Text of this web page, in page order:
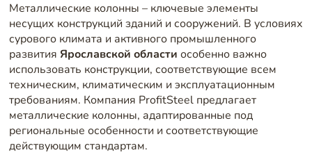
Металлические колонны – ключевые элементы
несущих конструкций зданий и сооружений. В условиях
сурового климата и активного промышленного
развития Ярославской области особенно важно
использовать конструкции, соответствующие всем
техническим, климатическим и эксплуатационным
требованиям. Компания ProfitSteel предлагает
металлические колонны, адаптированные под
региональные особенности и соответствующие
действующим стандартам.